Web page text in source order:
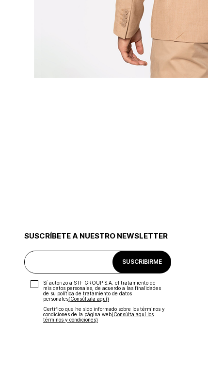
SUSCRÍBETE A NUESTRO NEWSLETTER
SUSCRIBIRME
Sí autorizo a STF GROUP S.A. el tratamiento de
mis datos personales, de acuerdo a las finalidades
de su política de tratamiento de datos
personales‎(Consúltala aquí)
Certifico que he sido informado sobre los términos y
condiciones de la página web‎(Consúlta aquí los
términos y condiciones)